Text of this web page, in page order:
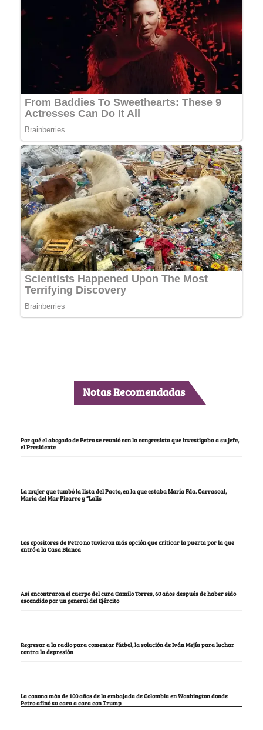
Notas Recomendadas
Por qué el abogado de Petro se reunió con la congresista que investigaba a su jefe,
el Presidente
La mujer que tumbó la lista del Pacto, en la que estaba María Fda. Carrascal,
María del Mar Pizarro y “Lalis
Los opositores de Petro no tuvieron más opción que criticar la puerta por la que
entró a la Casa Blanca
Así encontraron el cuerpo del cura Camilo Torres, 60 años después de haber sido
escondido por un general del Ejército
Regresar a la radio para comentar fútbol, la solución de Iván Mejía para luchar
contra la depresión
La casona más de 100 años de la embajada de Colombia en Washington donde
Petro afinó su cara a cara con Trump